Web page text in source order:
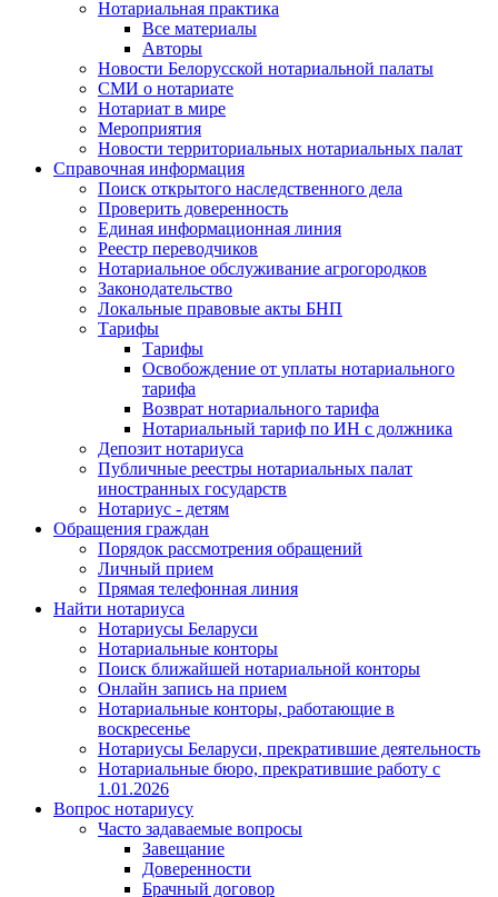
Нотариальная практика
Все материалы
Авторы
Новости Белорусской нотариальной палаты
СМИ о нотариате
Нотариат в мире
Мероприятия
Новости территориальных нотариальных палат
Справочная информация
Поиск открытого наследственного дела
Проверить доверенность
Единая информационная линия
Реестр переводчиков
Нотариальное обслуживание агрогородков
Законодательство
Локальные правовые акты БНП
Тарифы
Тарифы
Освобождение от уплаты нотариального
тарифа
Возврат нотариального тарифа
Нотариальный тариф по ИН с должника
Депозит нотариуса
Публичные реестры нотариальных палат
иностранных государств
Нотариус - детям
Обращения граждан
Порядок рассмотрения обращений
Личный прием
Прямая телефонная линия
Найти нотариуса
Нотариусы Беларуси
Нотариальные конторы
Поиск ближайшей нотариальной конторы
Онлайн запись на прием
Нотариальные конторы, работающие в
воскресенье
Нотариусы Беларуси, прекратившие деятельность
Нотариальные бюро, прекратившие работу с
1.01.2026
Вопрос нотариусу
Часто задаваемые вопросы
Завещание
Доверенности
Брачный договор